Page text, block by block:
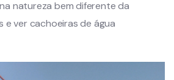
natureza bem diferente da
e ver cachoeiras de água